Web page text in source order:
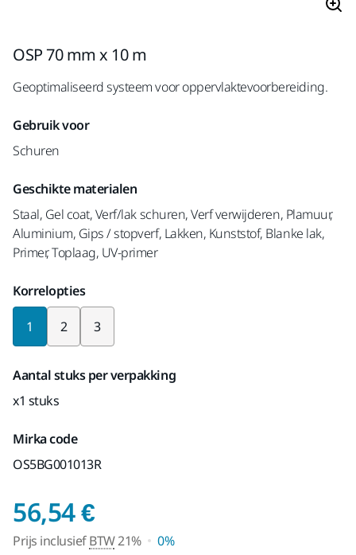
OSP 70 mm x 10 m
Geoptimaliseerd systeem voor oppervlaktevoorbereiding.
Gebruik voor
Schuren
Geschikte materialen
Staal, Gel coat, Verf/lak schuren, Verf verwijderen, Plamuur,
Aluminium, Gips / stopverf, Lakken, Kunststof, Blanke lak,
Primer, Toplaag, UV-primer
Korrelopties
1 2 3
Aantal stuks per verpakking
x1 stuks
Mirka code
OS5BG001013R
56,54 €Prijs inclusief BTW
Prijs inclusiefBTW21%
0%